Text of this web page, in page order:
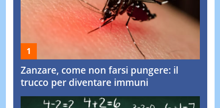
Zanzare, come non farsi pungere: il
trucco per diventare immuni